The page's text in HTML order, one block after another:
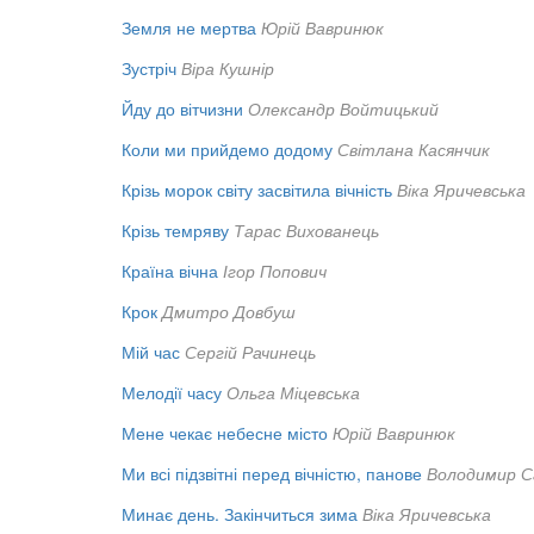
Земля не мертва Юрій Вавринюк
Зустріч Віра Кушнір
Йду до вітчизни Олександр Войтицький
Коли ми прийдемо додому Світлана Касянчик
Крізь морок світу засвітила вічність Віка Яричевська
Крізь темряву Тарас Вихованець
Країна вічна Ігор Попович
Крок Дмитро Довбуш
Мій час Сергій Рачинець
Мелодії часу Ольга Міцевська
Мене чекає небесне місто Юрій Вавринюк
Ми всі підзвітні перед вічністю, панове Володимир
Минає день. Закінчиться зима Віка Яричевська